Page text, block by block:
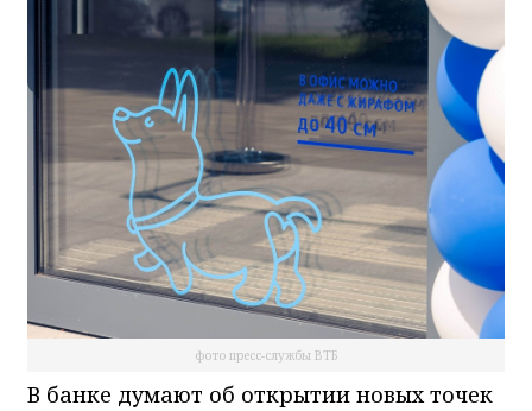
фото пресс-службы ВТБ
В банке думают об открытии новых точек